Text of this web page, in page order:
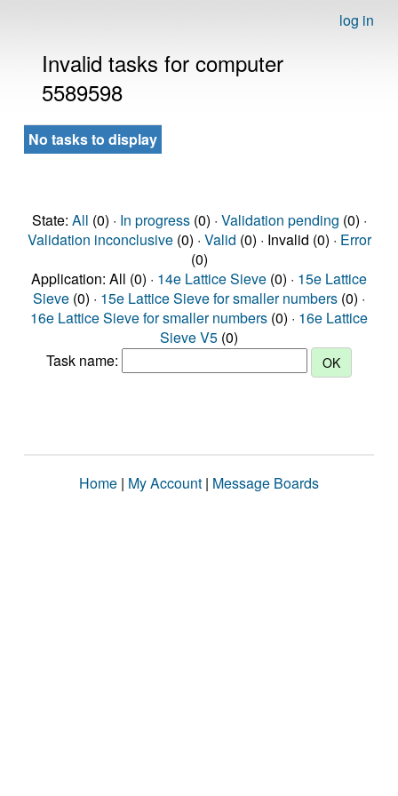
log in
Invalid tasks for computer
5589598
No tasks to display
State: All (0) · In progress(0) · Validation pending (0) ·
Validation inconclusive(0) · Valid (0) · Invalid (0) · Error
(0)
Application: All (0) · 14e Lattice Sieve (0) · 15e Lattice
Sieve (0) · 15e Lattice Sieve for smaller numbers (0) ·
16e Lattice Sieve for smaller numbers (0) · 16e Lattice
Sieve V5 (0)
Task name:
Home | My Account | Message Boards